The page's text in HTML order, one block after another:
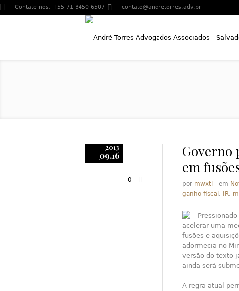
Contate-nos: +55 71 3450-6507 contato@andretorres.adv.br
2013
09.16
0
Governo
em
por mwxti em
ganho fiscal , IR,
acelerar uma
fusões e
adormecia no
versão do texto
ainda será
A regra atual